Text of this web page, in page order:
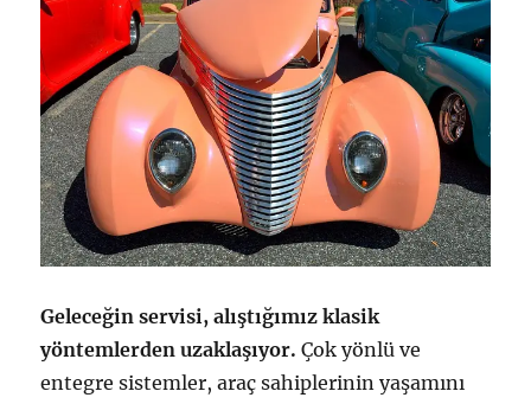
Geleceğin servisi, alıştığımız klasik
yöntemlerden uzaklaşıyor. Çok yönlü ve
entegre sistemler, araç sahiplerinin yaşamını